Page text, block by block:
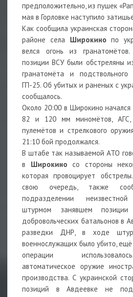
предположительно, из пушек
мая в Горловке наступило
Как сообщила украинская
районе села Широкино по
велся огонь из
позиции ВСУ были обстреляны
гранатомёта и
ГП-25. Об убитых и раненых с
сообщалось.
Около 20:00 в Широкино
82 и 120 мм миномётов, АГС,
пулемётов и стрелкового
21:10 бой продолжался.
В штабе так называемой АТО
в Широкино со стороны
которая провоцирует
свою очередь, также
подразделении
штурмом занявшем
добровольческих батальонов в
разведки ДНР, в ходе
военнослужащих было убито,
операции
автоматическое оружие
производства. С украинской
позиций в Авдеевке не